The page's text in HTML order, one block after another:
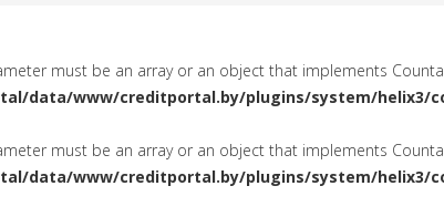
must be an array or an object that implements
data/www/creditportal.by/plugins/system/helix3/
must be an array or an object that implements
data/www/creditportal.by/plugins/system/helix3/